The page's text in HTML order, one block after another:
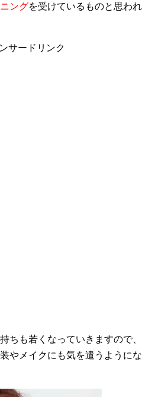
ングを受けているものと思われ
サードリンク
ちも若くなっていきますので、
やメイクにも気を遣うようにな